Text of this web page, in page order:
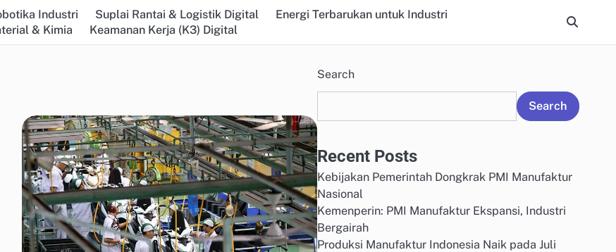
Industri Suplai Rantai & Logistik Digital
Energi Terbarukan untuk Industri
& Kimia
Keamanan Kerja (K3) Digital
Search
Search
Recent Posts
Kebijakan Pemerintah Dongkrak PMI Manufaktur
Nasional
Kemenperin: PMI Manufaktur Ekspansi, Industri
Bergairah
Produksi Manufaktur Indonesia Naik pada Juli